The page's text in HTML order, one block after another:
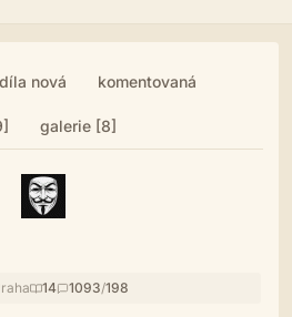
díla nová komentovaná
galerie [8]
14 1093/198